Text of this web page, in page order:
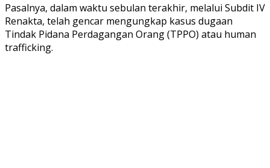
Pasalnya, dalam waktu sebulan terakhir, melalui Subdit IV
Renakta, telah gencar mengungkap kasus dugaan
Tindak Pidana Perdagangan Orang (TPPO) atau human
trafficking.